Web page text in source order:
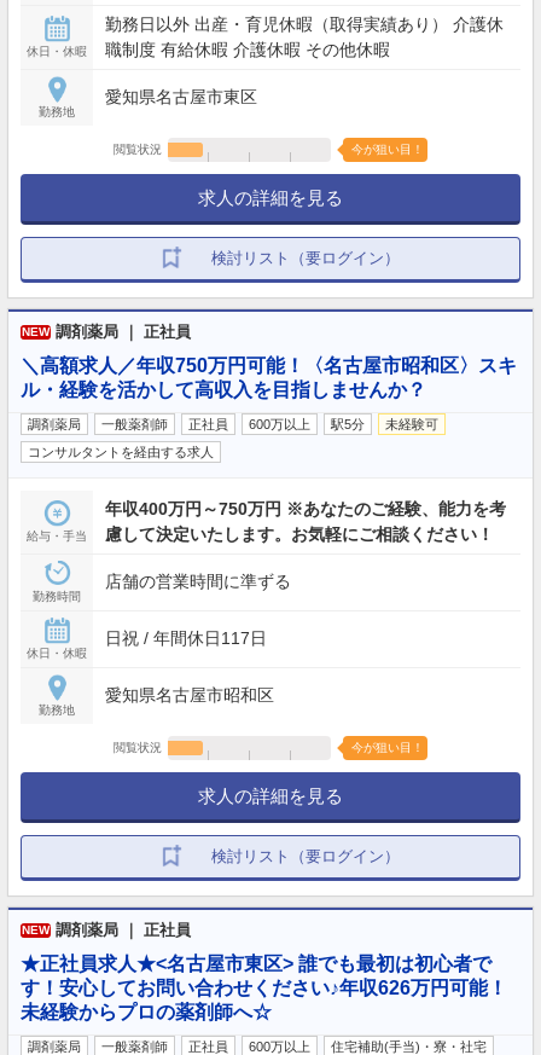
休日・休暇
勤務日以外 出産・育児休暇（取得実績あり） 介護休
職制度 有給休暇 介護休暇 その他休暇
勤務地
愛知県名古屋市東区
閲覧状況 今が狙い目！
求人の詳細を見る
検討リスト（要ログイン）
NEW 調剤薬局 ｜ 正社員
＼高額求人／年収750万円可能！〈名古屋市昭和区〉スキ
ル・経験を活かして高収入を目指しませんか？
調剤薬局 一般薬剤師 正社員 600万以上 駅5分
未経験可
コンサルタントを経由する求人
給与・手当
年収400万円～750万円 ※あなたのご経験、能力を考
慮して決定いたします。お気軽にご相談ください！
勤務時間
店舗の営業時間に準ずる
休日・休暇
日祝 / 年間休日117日
勤務地
愛知県名古屋市昭和区
閲覧状況 今が狙い目！
求人の詳細を見る
検討リスト（要ログイン）
NEW 調剤薬局 ｜ 正社員
★正社員求人★<名古屋市東区> 誰でも最初は初心者で
す！安心してお問い合わせください♪年収626万円可能！
未経験からプロの薬剤師へ☆
調剤薬局 一般薬剤師 正社員 600万以上
住宅補助(手当)・寮・社宅